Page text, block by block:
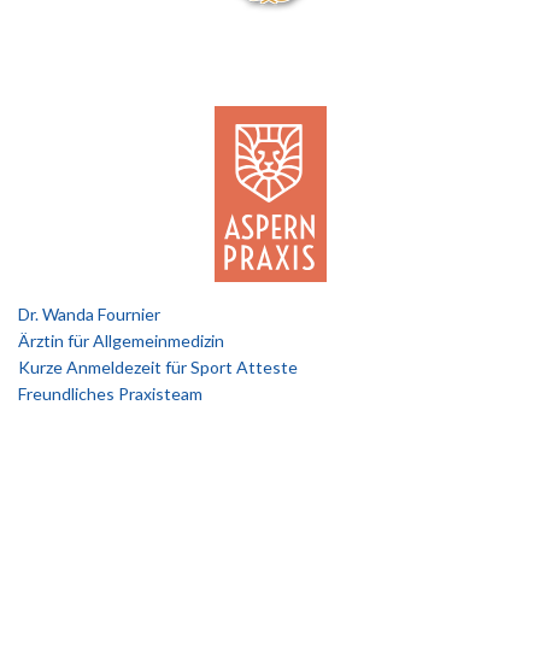
Dr. Wanda Fournier
Ärztin für Allgemeinmedizin
Kurze Anmeldezeit für Sport Atteste
Freundliches Praxisteam